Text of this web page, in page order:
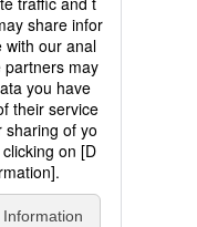
2026.06.16